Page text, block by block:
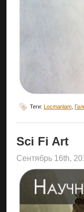
Теги: Locmanlam
Sci Fi Art
Сентябрь 16th,